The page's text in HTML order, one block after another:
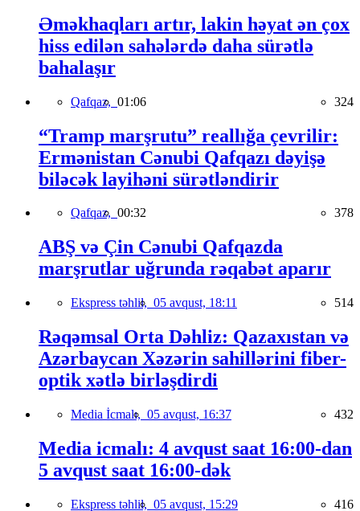
Əməkhaqları artır, lakin həyat ən çox
hiss edilən sahələrdə daha sürətlə
bahalaşır
Qafqaz, 01:06 324
“Tramp marşrutu” reallığa çevrilir:
Ermənistan Cənubi Qafqazı dəyişə
biləcək layihəni sürətləndirir
Qafqaz, 00:32 378
ABŞ və Çin Cənubi Qafqazda
marşrutlar uğrunda rəqabət aparır
Ekspress təhlil, 05 avqust, 18:11 514
Rəqəmsal Orta Dəhliz: Qazaxıstan və
Azərbaycan Xəzərin sahillərini fiber-
optik xətlə birləşdirdi
Media İcmalı, 05 avqust, 16:37 432
Media icmalı: 4 avqust saat 16:00-dan
5 avqust saat 16:00-dək
Ekspress təhlil, 05 avqust, 15:29 416